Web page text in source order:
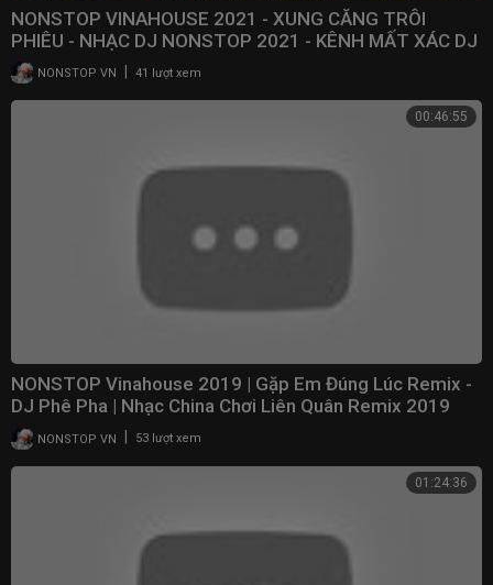
NONSTOP VINAHOUSE 2021 - XUNG CĂNG TRÔI
PHIÊU - NHẠC DJ NONSTOP 2021 - KÊNH MẤT XÁC DJ
NONSTOP VN 41 lượt xem
00:46:55
NONSTOP Vinahouse 2019 | Gặp Em Đúng Lúc Remix -
DJ Phê Pha | Nhạc China Chơi Liên Quân Remix 2019
NONSTOP VN 53 lượt xem
01:24:36